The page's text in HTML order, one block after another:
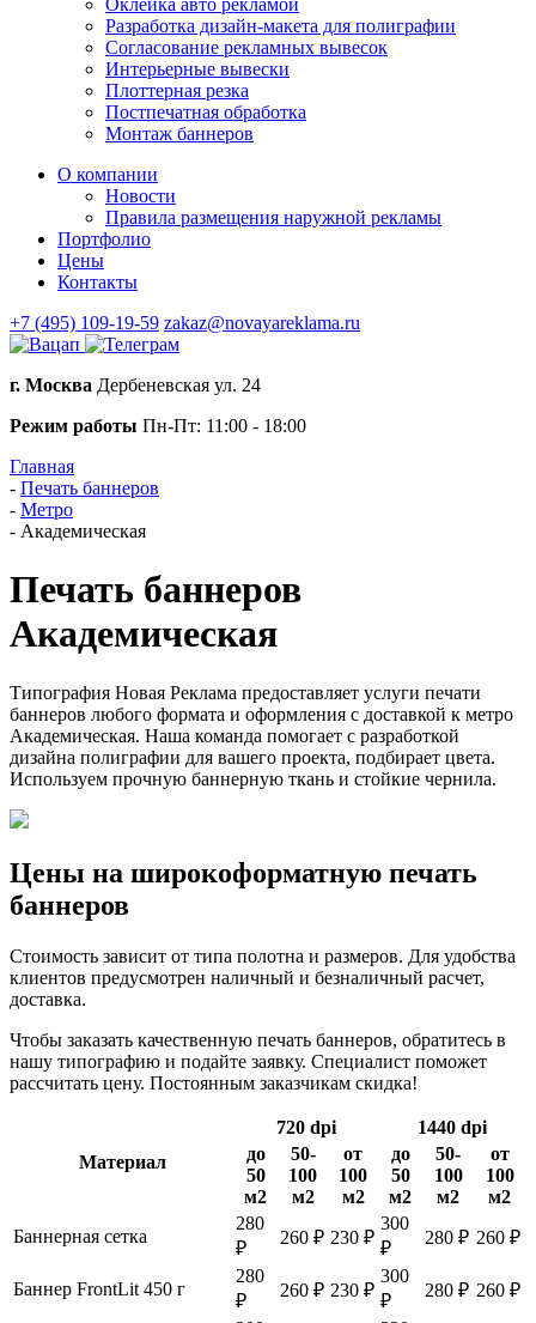
Оклейка авто рекламой
Разработка дизайн-макета для полиграфии
Согласование рекламных вывесок
Интерьерные вывески
Плоттерная резка
Постпечатная обработка
Монтаж баннеров
О компании
Новости
Правила размещения наружной рекламы
Портфолио
Цены
Контакты
+7 (495) 109-19-59 zakaz@novayareklama.ru
г. Москва Дербеневская ул. 24
Режим работы Пн-Пт: 11:00 - 18:00
Главная
- Печать баннеров
- Метро
- Академическая
Печать баннеров
Академическая
Типография Новая Реклама предоставляет услуги печати
баннеров любого формата и оформления с доставкой к метро
Академическая. Наша команда помогает с разработкой
дизайна полиграфии для вашего проекта, подбирает цвета.
Используем прочную баннерную ткань и стойкие чернила.
Цены на широкоформатную печать
баннеров
Стоимость зависит от типа полотна и размеров. Для удобства
клиентов предусмотрен наличный и безналичный расчет,
доставка.
Чтобы заказать качественную печать баннеров, обратитесь в
нашу типографию и подайте заявку. Специалист поможет
рассчитать цену. Постоянным заказчикам скидка!
Материал
720 dpi
1440 dpi
до
50
м2
50-
100
м2
от
100
м2
до
50
м2
50-
100
м2
от
100
м2
Баннерная сетка
280
₽
260 ₽ 230 ₽
300
₽
280 ₽ 260 ₽
Баннер FrontLit 450 г
280
₽
260 ₽ 230 ₽
300
₽
280 ₽ 260 ₽